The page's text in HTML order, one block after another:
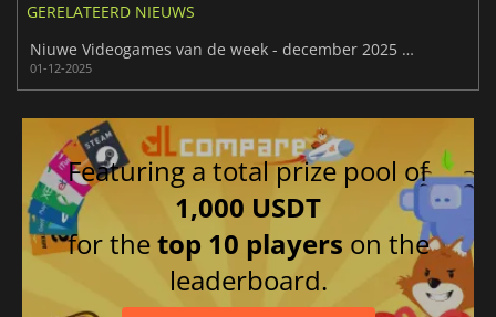
GERELATEERD NIEUWS
Niuwe Videogames van de week - december 2025 (week 49)
01-12-2025
Featuring a total prize pool of
1,000 USDT
for thetop 10 players on the
leaderboard.